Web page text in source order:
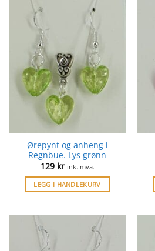
Ørepynt og anheng i
Regnbue. Lys grønn
129 kr ink. mva.
LEGG I HANDLEKURV